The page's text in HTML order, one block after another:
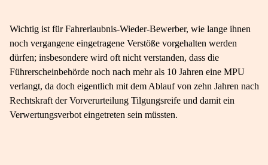
Wichtig ist für Fahrerlaubnis-Wieder-Bewerber, wie lange ihnen
noch vergangene eingetragene Verstöße vorgehalten werden
dürfen; insbesondere wird oft nicht verstanden, dass die
Führerscheinbehörde noch nach mehr als 10 Jahren eine MPU
verlangt, da doch eigentlich mit dem Ablauf von zehn Jahren nach
Rechtskraft der Vorverurteilung Tilgungsreife und damit ein
Verwertungsverbot eingetreten sein müssten.